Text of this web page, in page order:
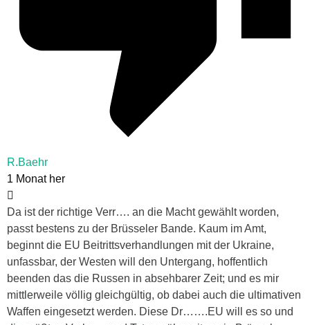
R.Baehr
1 Monat her
Da ist der richtige Verr…. an die Macht gewählt worden,
passt bestens zu der Brüsseler Bande. Kaum im Amt,
beginnt die EU Beitrittsverhandlungen mit der Ukraine,
unfassbar, der Westen will den Untergang, hoffentlich
beenden das die Russen in absehbarer Zeit; und es mir
mittlerweile völlig gleichgültig, ob dabei auch die ultimativen
Waffen eingesetzt werden. Diese Dr…….EU will es so und